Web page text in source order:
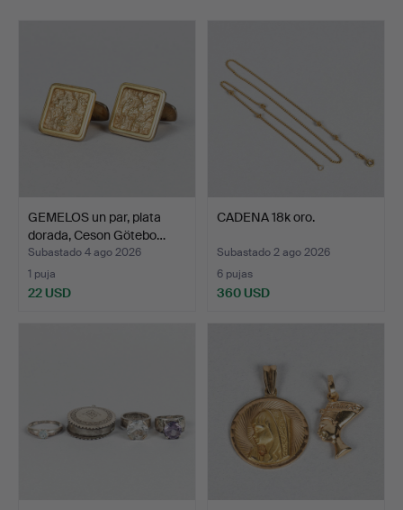
GEMELOS un par, plata
dorada, Ceson Götebo…
Subastado 4 ago 2026
1 puja
22 USD
CADENA 18k oro.
Subastado 2 ago 2026
6 pujas
360 USD